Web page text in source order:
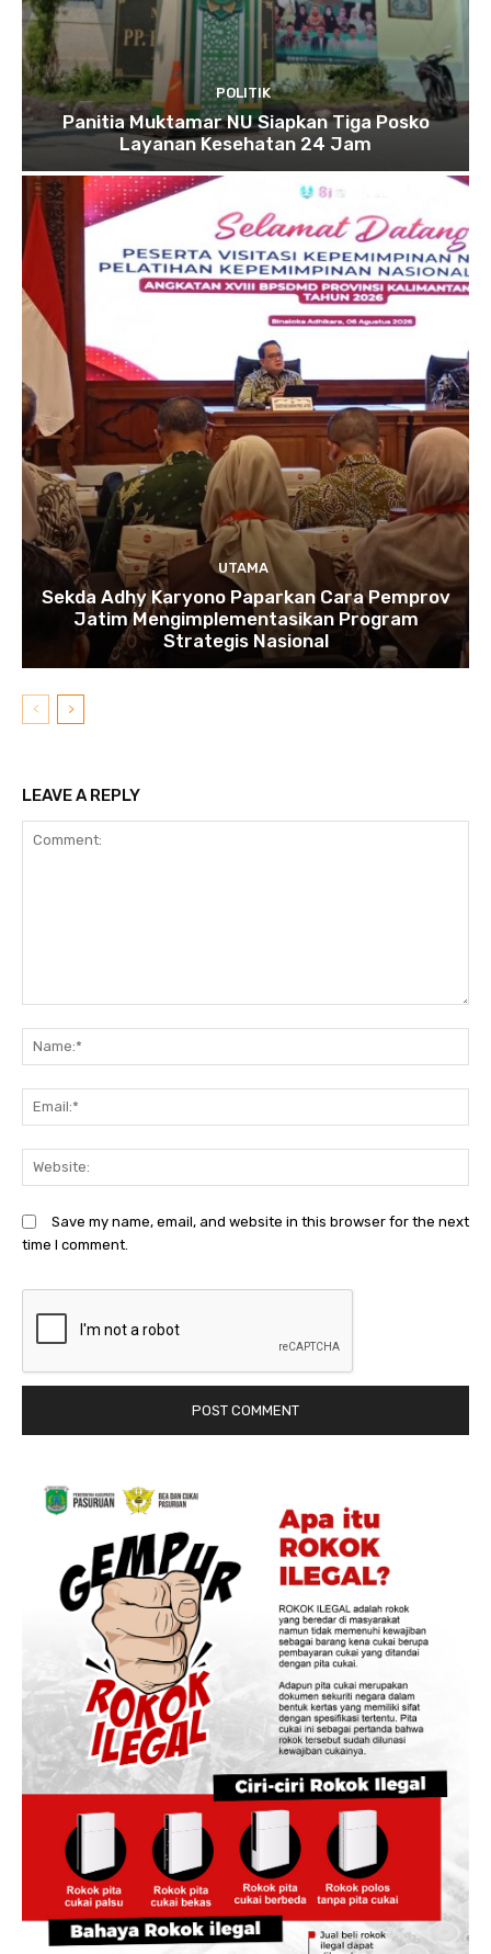
POLITIK
Panitia Muktamar NU Siapkan Tiga Posko
Layanan Kesehatan 24 Jam
UTAMA
Sekda Adhy Karyono Paparkan Cara Pemprov
Jatim Mengimplementasikan Program
Strategis Nasional
LEAVE A REPLY
Save my name, email, and website in this browser for the next
time I comment.